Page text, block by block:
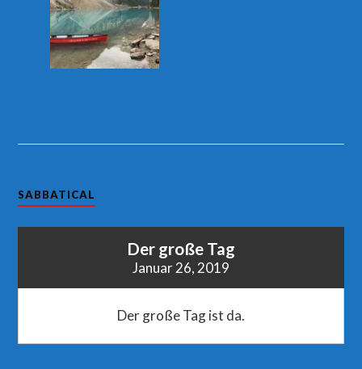
SABBATICAL
Der große Tag
Januar 26, 2019
Der große Tag ist da.